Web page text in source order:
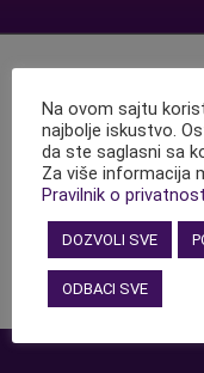
Coca-Cola podrška
između 16 i 30
vještine, u cilju
svrhu pokretanja
Na ovom sajtu
najbolje iskustvo.
da ste saglasni sa
Za više informacija
Pravilnik o
DOZVOLI SVE
ODBACI SVE